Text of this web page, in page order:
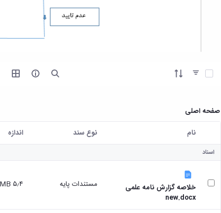
آیتم ها را انتخاب کنید
صفحه اصلی
کاربر انتخاب شده
نام نوع سند اندازه
اسناد
خلاصه گزارش نامه علمی
new.docx
مستندات پایه ۵٫۴ MB